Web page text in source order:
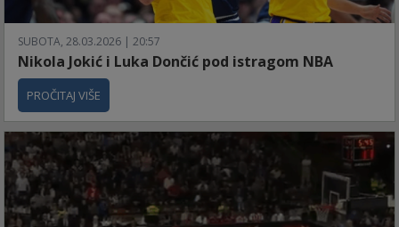
SUBOTA, 28.03.2026 | 20:57
Nikola Jokić i Luka Dončić pod istragom NBA
PROČITAJ VIŠE